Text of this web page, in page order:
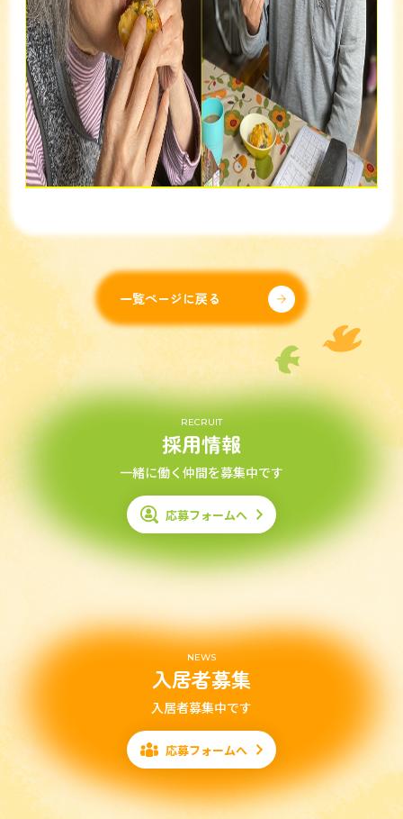
一覧ページに戻る
RECRUIT
採用情報
一緒に働く仲間を募集中です
応募フォームへ
NEWS
入居者募集
入居者募集中です
応募フォームへ